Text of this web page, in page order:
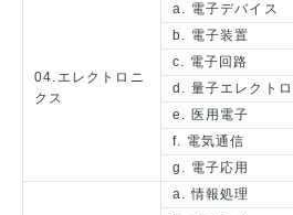
04.エレクトロニ
クス
a. 電子デバイス
b. 電子装置
c. 電子回路
d. 量子エレクト
e. 医用電子
f. 電気通信
g. 電子応用
a. 情報処理